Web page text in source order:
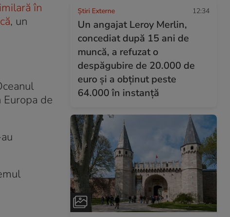
în
, un
de
Știri Externe 12:34
Un angajat Leroy Merlin,
concediat după 15 ani de
muncă, a refuzat o
despăgubire de 20.000 de
euro și a obținut peste
64.000 în instanță